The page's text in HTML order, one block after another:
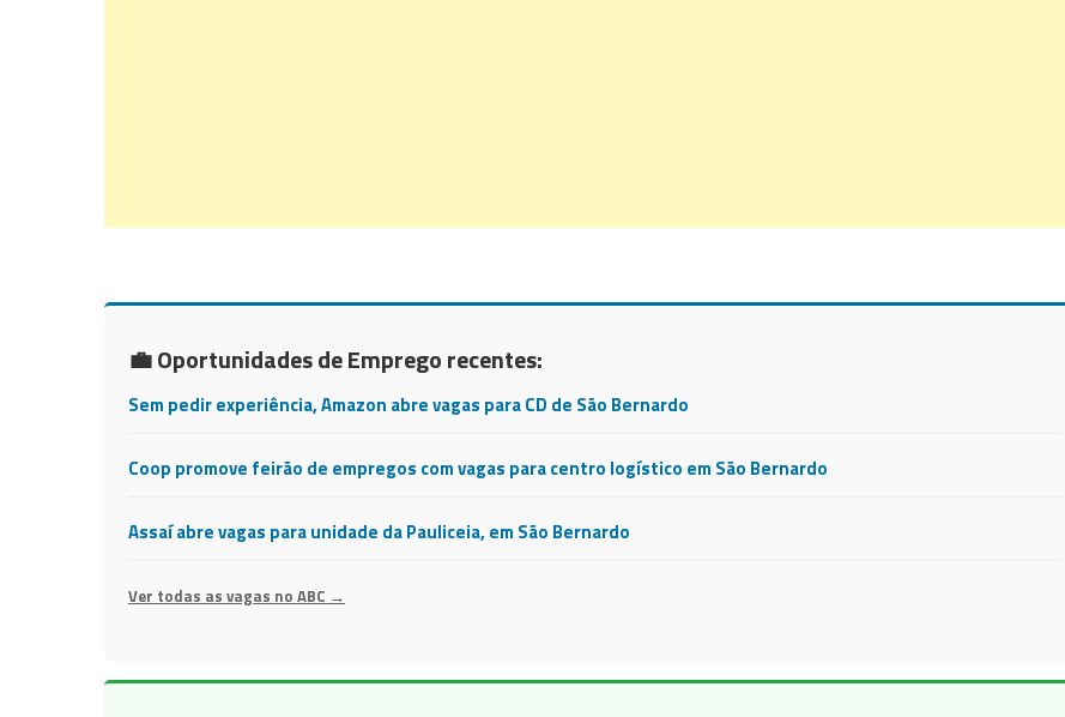
💼 Oportunidades de Emprego recentes:
Sem pedir experiência, Amazon abre vagas para CD de São Bernardo
Coop promove feirão de empregos com vagas para centro logístico em São Bernardo
Assaí abre vagas para unidade da Pauliceia, em São Bernardo
Ver todas as vagas no ABC →